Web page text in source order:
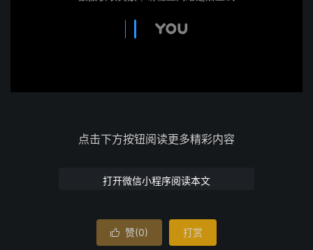
点击下方按钮阅读更多精彩内容
打开微信小程序阅读本文
 赞(0) 打赏